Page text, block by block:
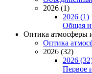
2026 (1)
2026 (1)
Общая
Оптика атмосферы
Оптика
2026 (32)
2026
Первое